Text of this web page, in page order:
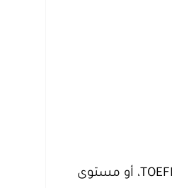
– أن لا تقل درجة اختبار اللغة الإنجليزية عن (5.0) في اختبار IELTS، أو (68) في اختبار STEP، أو (35) في اختبار TOEFL، أو مستوى